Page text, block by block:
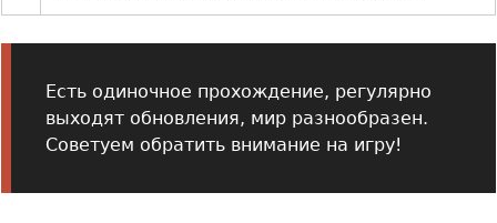
Есть одиночное прохождение, регулярно
выходят обновления, мир разнообразен.
Советуем обратить внимание на игру!